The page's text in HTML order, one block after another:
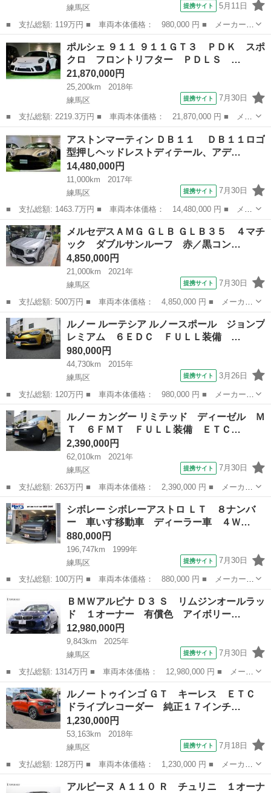
練馬区
提携サイト 5月11日
■ 支払総額: 119万円 ■ 車両本体価格： 980,000 円 ■ メーカー
名： ルノー ■ 車種名： カングー ■ グレード名： コンフィチ
ュール ダブルバックドア ＳＤナビ・ＴＶ リアカメラ ＥＴＣ
マルチルーフレ...
東京 練馬区
ポルシェ ９１１ ９１１ＧＴ３ ＰＤＫ スポ
クロ フロントリフター ＰＤＬＳ …
21,870,000円
25,200km
2018年
練馬区
提携サイト 7月30日
■ 支払総額: 2219.3万円 ■ 車両本体価格： 21,870,000 円 ■ メー
カー名： ポルシェ ■ 車種名： ９１１ ■ グレード名： ９１１
ＧＴ３ ＰＤＫ スポクロ フロントリフター ＰＤＬＳ 記録９枚
あり ...
東京 練馬区 その他
アストンマーティン ＤＢ１１ ＤＢ１１ロゴ
型押しヘッドレストディテール、アデ…
14,480,000円
11,000km
2017年
練馬区
提携サイト 7月30日
■ 支払総額: 1463.7万円 ■ 車両本体価格： 14,480,000 円 ■ メー
カー名： アストンマーティン ■ 車種名： ＤＢ１１ ■ グレード
名： ＤＢ１１ロゴ型押しヘッドレストディテール、アデングリー
ンカラ...
東京 練馬区
メルセデスＡＭＧ ＧＬＢ ＧＬＢ３５ ４マチ
ック ダブルサンルーフ 赤／黒コン…
4,850,000円
21,000km
2021年
練馬区
提携サイト 7月30日
■ 支払総額: 500万円 ■ 車両本体価格： 4,850,000 円 ■ メーカー
名： メルセデスＡＭＧ ■ 車種名： ＧＬＢ ■ グレード名： Ｇ
ＬＢ３５ ４マチック ダブルサンルーフ 赤／黒コンビレザーシー
ト 純正ナ...
東京 練馬区
ルノー ルーテシア ルノースポール ジョンプ
レミアム ６ＥＤＣ ＦＵＬＬ装備 …
980,000円
44,730km
2015年
練馬区
提携サイト 3月26日
■ 支払総額: 120万円 ■ 車両本体価格： 980,000 円 ■ メーカー
名： ルノー ■ 車種名： ルーテシア ■ グレード名： ルノース
ポール ジョンプレミアム ６ＥＤＣ ＦＵＬＬ装備 本革シート
ＨＤＤナビ・Ｔ...
東京 練馬区
ルノー カングー リミテッド ディーゼル Ｍ
Ｔ ６ＦＭＴ ＦＵＬＬ装備 ＥＴＣ…
2,390,000円
62,010km
2021年
練馬区
提携サイト 7月30日
■ 支払総額: 263万円 ■ 車両本体価格： 2,390,000 円 ■ メーカー
名： ルノー ■ 車種名： カングー ■ グレード名： リミテッ
ド ディーゼル ＭＴ ６ＦＭＴ ＦＵＬＬ装備 ＥＴＣ スペアキ
ー ナビ・Ｔ...
東京 練馬区 その他
シボレー シボレーアストロ ＬＴ ８ナンバ
ー 車いす移動車 ディーラー車 ４Ｗ…
880,000円
196,747km
1999年
練馬区
提携サイト 7月30日
■ 支払総額: 100万円 ■ 車両本体価格： 880,000 円 ■ メーカー
名： シボレー ■ 車種名： シボレーアストロ ■ グレード名：
ＬＴ ８ナンバー 車いす移動車 ディーラー車 ４ＷＤ ７人乗
り 艶消しブラッ...
その他
ＢＭＷアルピナ Ｄ３ Ｓ リムジンオールラッ
ド １オーナー 有償色 アイボリー…
12,980,000円
9,843km
2025年
練馬区
提携サイト 7月30日
■ 支払総額: 1314万円 ■ 車両本体価格： 12,980,000 円 ■ メーカ
ー名： ＢＭＷアルピナ ■ 車種名： Ｄ３ ■ グレード名： Ｓ
リムジンオールラッド １オーナー 有償色 アイボリーメリノ革
２０イン...
東京 練馬区 その他
ルノー トゥインゴ ＧＴ キーレス ＥＴＣ
ドライブレコーダー 純正１７インチ…
1,230,000円
53,163km
2018年
練馬区
提携サイト 7月18日
■ 支払総額: 128万円 ■ 車両本体価格： 1,230,000 円 ■ メーカー
名： ルノー ■ 車種名： トゥインゴ ■ グレード名： ＧＴ キ
ーレス ＥＴＣ ドライブレコーダー 純正１７インチアルミホイー
その他
アルピーヌ Ａ１１０ Ｒ チュリニ １オーナ